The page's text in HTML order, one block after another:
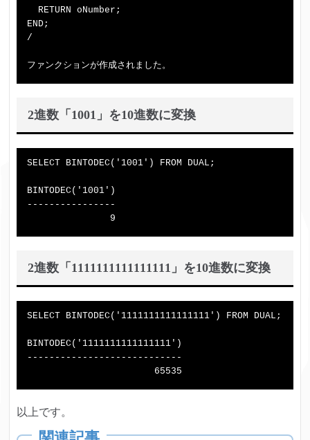
  RETURN oNumber;
END;
/
2進数「1001」を10進数に変換
SELECT BINTODEC('1001') FROM DUAL;
BINTODEC('1001')
----------------
2進数「1111111111111111」を10進数に変換
SELECT BINTODEC('1111111111111111') FROM DUAL;
BINTODEC('1111111111111111')
----------------------------
以上です。